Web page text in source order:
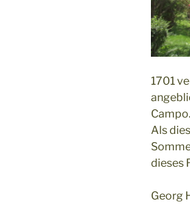
1701
Campo.
Als
dieses
Georg